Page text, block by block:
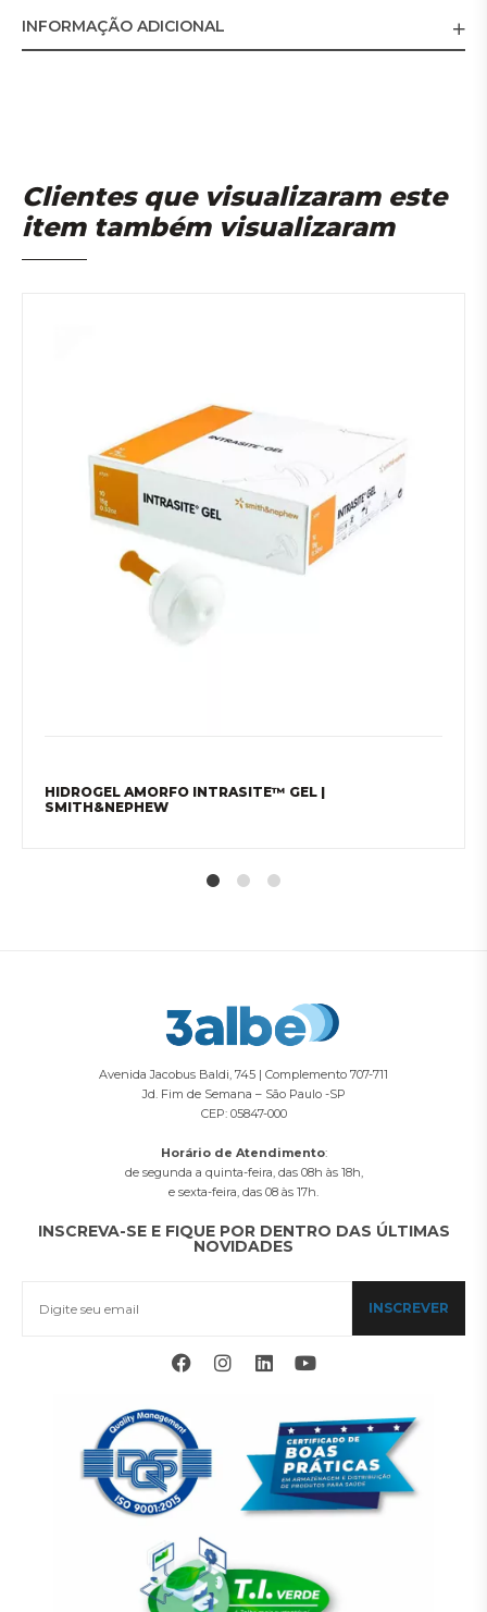
INFORMAÇÃO ADICIONAL
Clientes que visualizaram este
item também visualizaram
HIDROGEL AMORFO INTRASITE™ GEL |
SMITH&NEPHEW
Avenida Jacobus Baldi, 745 | Complemento 707-711
Jd. Fim de Semana – São Paulo -SP
CEP: 05847-000
Horário de Atendimento:
de segunda a quinta-feira, das 08h às 18h,
e sexta-feira, das 08 às 17h.
INSCREVA-SE E FIQUE POR DENTRO DAS ÚLTIMAS
NOVIDADES
INSCREVER